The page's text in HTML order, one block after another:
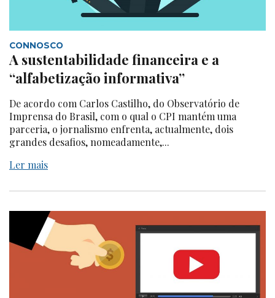
CONNOSCO
A sustentabilidade financeira e a
“alfabetização informativa”
De acordo com Carlos Castilho, do Observatório de
Imprensa do Brasil, com o qual o CPI mantém uma
parceria, o jornalismo enfrenta, actualmente, dois
grandes desafios, nomeadamente,...
Ler mais